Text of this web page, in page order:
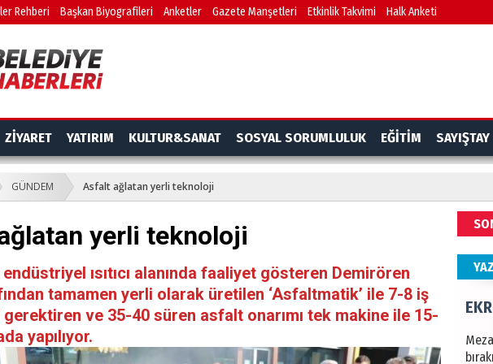
Rehberi Başkan Biyografileri Anketler Gazete Manşetleri Etkinlik Takvimi Halk Anketi
ZİYARET YATIRIM KULTUR&SANAT SOSYAL SORUMLULUK EĞİTİM SAYIŞTAY
GÜNDEM Asfalt ağlatan yerli teknoloji
yerli teknoloji
endüstriyel ısıtıcı alanında faaliyet gösteren Demirören
tamamen yerli olarak üretilen ‘Asfaltmatik’ ile 7-8 iş
ve 35-40 süren asfalt onarımı tek makine ile 15-
yapılıyor.